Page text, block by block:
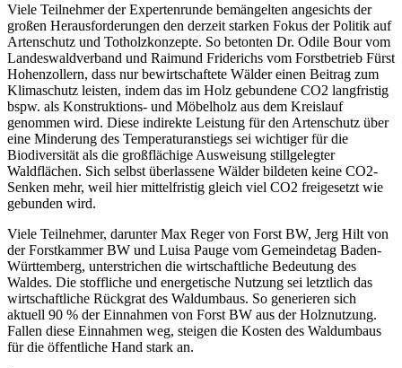
Viele Teilnehmer der Expertenrunde bemängelten angesichts der
großen Herausforderungen den derzeit starken Fokus der Politik auf
Artenschutz und Totholzkonzepte. So betonten Dr. Odile Bour vom
Landeswaldverband und Raimund Friderichs vom Forstbetrieb Fürst
Hohenzollern, dass nur bewirtschaftete Wälder einen Beitrag zum
Klimaschutz leisten, indem das im Holz gebundene CO2 langfristig
bspw. als Konstruktions- und Möbelholz aus dem Kreislauf
genommen wird. Diese indirekte Leistung für den Artenschutz über
eine Minderung des Temperaturanstiegs sei wichtiger für die
Biodiversität als die großflächige Ausweisung stillgelegter
Waldflächen. Sich selbst überlassene Wälder bildeten keine CO2-
Senken mehr, weil hier mittelfristig gleich viel CO2 freigesetzt wie
gebunden wird.
Viele Teilnehmer, darunter Max Reger von Forst BW, Jerg Hilt von
der Forstkammer BW und Luisa Pauge vom Gemeindetag Baden-
Württemberg, unterstrichen die wirtschaftliche Bedeutung des
Waldes. Die stoffliche und energetische Nutzung sei letztlich das
wirtschaftliche Rückgrat des Waldumbaus. So generieren sich
aktuell 90 % der Einnahmen von Forst BW aus der Holznutzung.
Fallen diese Einnahmen weg, steigen die Kosten des Waldumbaus
für die öffentliche Hand stark an.